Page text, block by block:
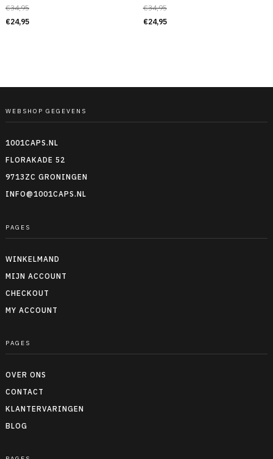
€34,95
€24,95
€34,95
€24,95
WEBSHOP GEGEVENS
1001CAPS.NL
FLORAKADE 52
9713ZC GRONINGEN
INFO@1001CAPS.NL
PAGES
WINKELMAND
MIJN ACCOUNT
CHECKOUT
MY ACCOUNT
PAGES
OVER ONS
CONTACT
KLANTERVARINGEN
BLOG